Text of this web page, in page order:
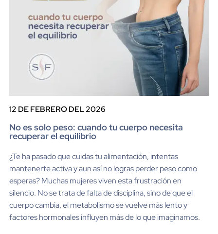
12 DE FEBRERO DEL 2026
No es solo peso: cuando tu cuerpo necesita
recuperar el equilibrio
¿Te ha pasado que cuidas tu alimentación, intentas
mantenerte activa y aun así no logras perder peso como
esperas? Muchas mujeres viven esta frustración en
silencio. No se trata de falta de disciplina, sino de que el
cuerpo cambia, el metabolismo se vuelve más lento y
factores hormonales influyen más de lo que imaginamos.